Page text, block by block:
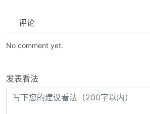
评论
No comment yet.
发表看法